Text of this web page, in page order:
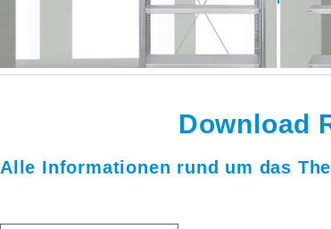
Download
Alle Informationen rund um das